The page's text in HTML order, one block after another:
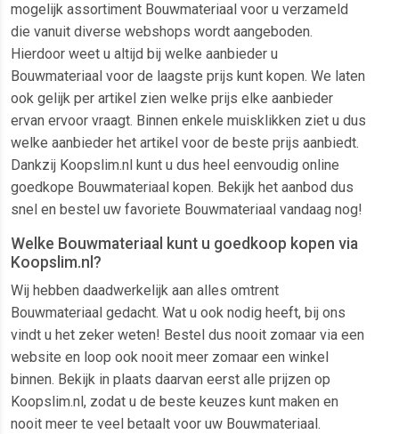
mogelijk assortiment Bouwmateriaal voor u verzameld
die vanuit diverse webshops wordt aangeboden.
Hierdoor weet u altijd bij welke aanbieder u
Bouwmateriaal voor de laagste prijs kunt kopen. We laten
ook gelijk per artikel zien welke prijs elke aanbieder
ervan ervoor vraagt. Binnen enkele muisklikken ziet u dus
welke aanbieder het artikel voor de beste prijs aanbiedt.
Dankzij Koopslim.nl kunt u dus heel eenvoudig online
goedkope Bouwmateriaal kopen. Bekijk het aanbod dus
snel en bestel uw favoriete Bouwmateriaal vandaag nog!
Welke Bouwmateriaal kunt u goedkoop kopen via
Koopslim.nl?
Wij hebben daadwerkelijk aan alles omtrent
Bouwmateriaal gedacht. Wat u ook nodig heeft, bij ons
vindt u het zeker weten! Bestel dus nooit zomaar via een
website en loop ook nooit meer zomaar een winkel
binnen. Bekijk in plaats daarvan eerst alle prijzen op
Koopslim.nl, zodat u de beste keuzes kunt maken en
nooit meer te veel betaalt voor uw Bouwmateriaal.